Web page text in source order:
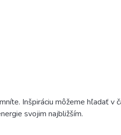
Inšpiráciu môžeme hľadať v
svojim najbližším.